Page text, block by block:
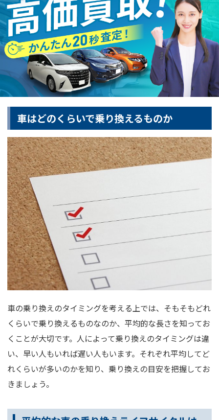
車はどのくらいで乗り換えるものか
車の乗り換えのタイミングを考える上では、そもそもどれ
くらいで乗り換えるものなのか、平均的な長さを知ってお
くことが大切です。人によって乗り換えのタイミングは違
い、早い人もいれば遅い人もいます。それぞれ平均してど
れくらいが多いのかを知り、乗り換えの目安を把握してお
きましょう。